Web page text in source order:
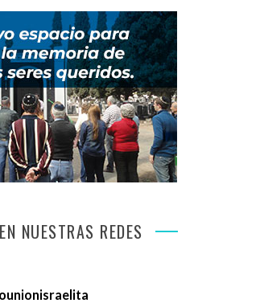
NUESTRAS REDES